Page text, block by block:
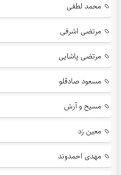
محمد لطفی
مرتضی اشرفی
مرتضی پاشایی
مسعود صادقلو
مسیح و آرش
معین زد
مهدی احمدوند